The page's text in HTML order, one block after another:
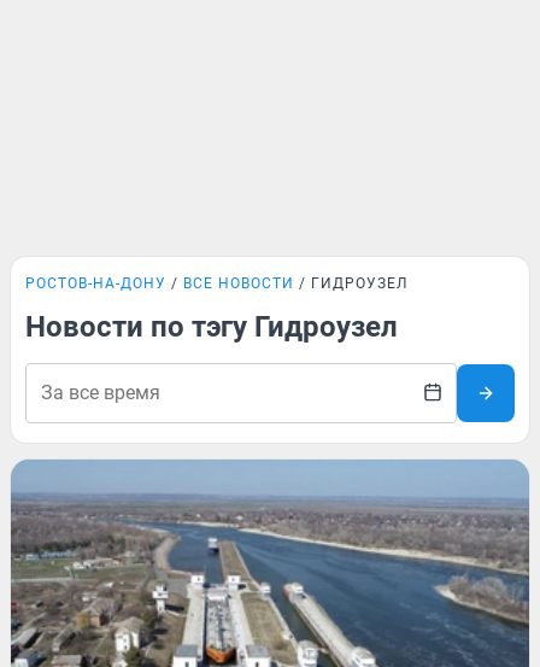
РОСТОВ-НА-ДОНУ ВСЕ НОВОСТИ ГИДРОУЗЕЛ
Новости по тэгу Гидроузел